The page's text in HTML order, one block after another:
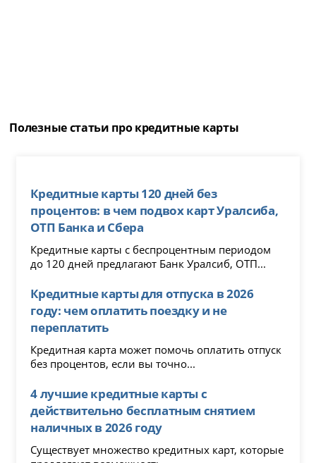
Полезные статьи про кредитные карты
Кредитные карты 120 дней без
процентов: в чем подвох карт Уралсиба,
ОТП Банка и Сбера
Кредитные карты с беспроцентным периодом
до 120 дней предлагают Банк Уралсиб, ОТП...
Кредитные карты для отпуска в 2026
году: чем оплатить поездку и не
переплатить
Кредитная карта может помочь оплатить отпуск
без процентов, если вы точно...
4 лучшие кредитные карты с
действительно бесплатным снятием
наличных в 2026 году
Существует множество кредитных карт, которые